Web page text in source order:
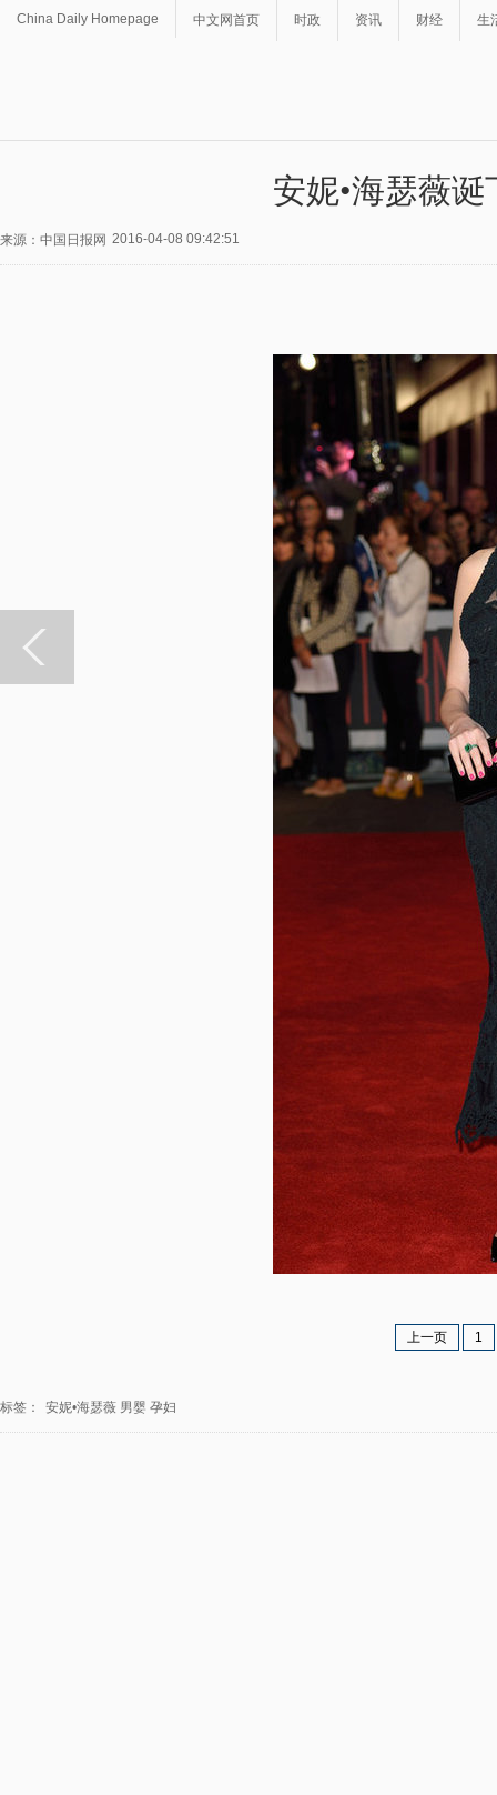
China Daily Homepage 中文网首页 时政 资讯 财经 生
安妮•海瑟薇
来源：中国日报网 2016-04-08 09:42:51
上一页 1
标签： 安妮•海瑟薇 男婴 孕妇